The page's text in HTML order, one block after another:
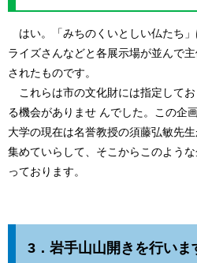
はい。「みちのくいとしい仏たち
ライズさんなどと各展示場が並んで
されたものです。
これらは市の文化財には指定して
る機会がありませ んでした。この企
大学の現在は名誉教授の須藤弘敏先
集めていらして、そこからこのよう
っております。
3． 岩手山山開きを行いま